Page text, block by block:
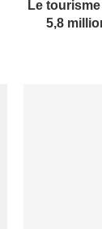
Le
5,8